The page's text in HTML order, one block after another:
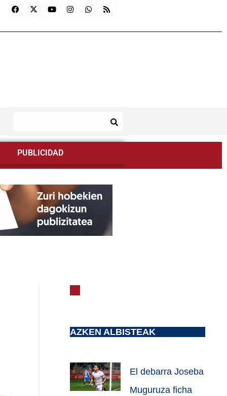
PUBLICIDAD
AZKEN ALBISTEAK
El debarra Joseba
Muguruza ficha